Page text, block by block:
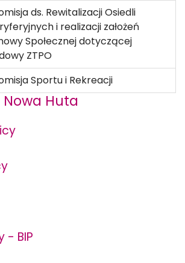
ds. Rewitalizacji Osiedli
i realizacji założeń
Społecznej dotyczącej
ZTPO
Sportu i Rekreacji
Nowa Huta
- BIP